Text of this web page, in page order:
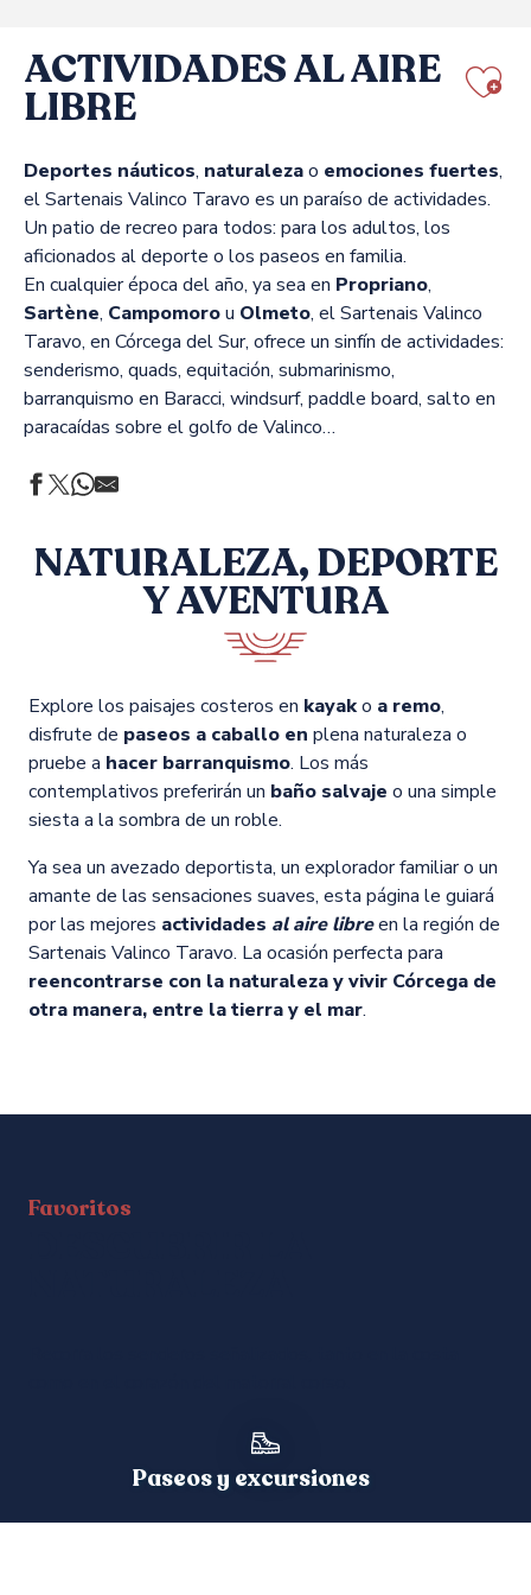
ACTIVIDADES AL AIRE
LIBRE
Deportes náuticos, naturalezao emociones fuertes,
el Sartenais Valinco Taravo es un paraíso de actividades.
Un patio de recreo para todos: para los adultos, los
aficionados al deporte o los paseos en familia.
En cualquier época del año, ya sea en Propriano,
Sartène, Campomorou Olmeto, el Sartenais Valinco
Taravo, en Córcega del Sur, ofrece un sinfín de actividades:
senderismo, quads, equitación, submarinismo,
barranquismo en Baracci, windsurf, paddle board, salto en
paracaídas sobre el golfo de Valinco…
NATURALEZA, DEPORTE
Y AVENTURA
Explore los paisajes costeros en kayako a remo,
disfrute de paseos a caballo en plena naturaleza o
pruebe a hacer barranquismo. Los más
contemplativos preferirán un baño salvaje o una simple
siesta a la sombra de un roble.
Ya sea un avezado deportista, un explorador familiar o un
amante de las sensaciones suaves, esta página le guiará
por las mejores actividades al aire libreen la región de
Sartenais Valinco Taravo. La ocasión perfecta para
reencontrarse con la naturaleza y vivir Córcega de
otra manera, entre la tierra y el mar.
Favoritos
Paseos y excursiones